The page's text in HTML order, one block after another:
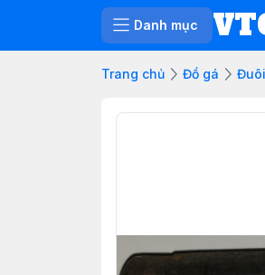
Danh mục
Trang chủ Đồ gá